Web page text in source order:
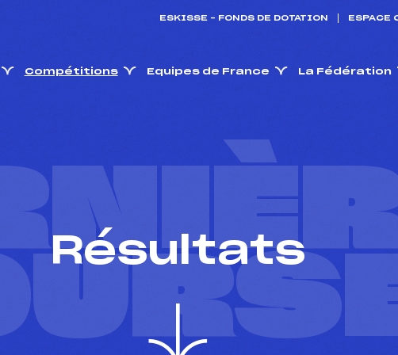
ESKISSE – FONDS DE DOTATION ESPACE
Compétitions Equipes de France La Fédération
Résultats